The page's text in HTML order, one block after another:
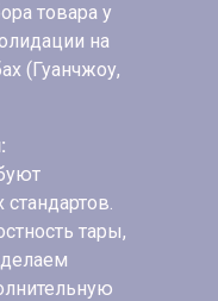
товара у
на
(Гуанчжоу,
тары,